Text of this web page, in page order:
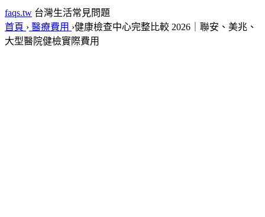
faqs.tw 台灣生活常見問題
首頁 › 醫療費用 ›健康檢查中心完整比較 2026｜聯安、美兆、
大型醫院健檢實際費用